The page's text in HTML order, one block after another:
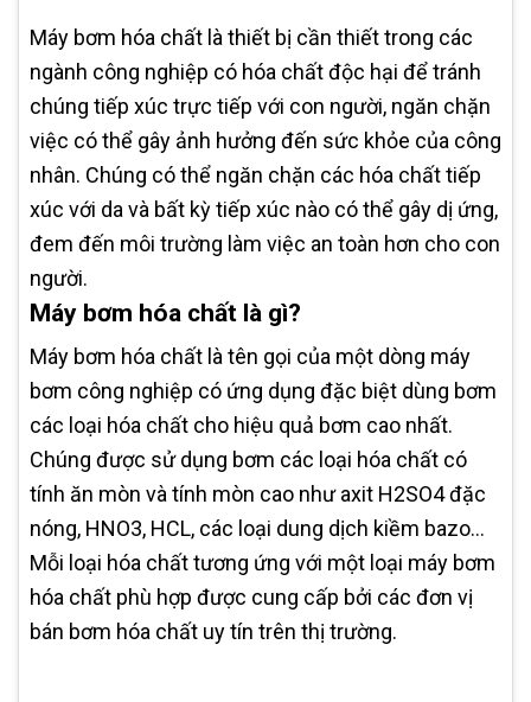
Máy bơm hóa chất là thiết bị cần thiết trong các
ngành công nghiệp có hóa chất độc hại để tránh
chúng tiếp xúc trực tiếp với con người, ngăn chặn
việc có thể gây ảnh hưởng đến sức khỏe của công
nhân. Chúng có thể ngăn chặn các hóa chất tiếp
xúc với da và bất kỳ tiếp xúc nào có thể gây dị ứng,
đem đến môi trường làm việc an toàn hơn cho con
người.
Máy bơm hóa chất là gì?
Máy bơm hóa chất là tên gọi của một dòng máy
bơm công nghiệp có ứng dụng đặc biệt dùng bơm
các loại hóa chất cho hiệu quả bơm cao nhất.
Chúng được sử dụng bơm các loại hóa chất có
tính ăn mòn và tính mòn cao như axit H2SO4 đặc
nóng, HNO3, HCL, các loại dung dịch kiềm bazo…
Mỗi loại hóa chất tương ứng với một loại máy bơm
hóa chất phù hợp được cung cấp bởi các đơn vị
bán bơm hóa chất uy tín trên thị trường.